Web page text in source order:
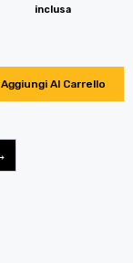
inclusa
Aggiungi Al Carrello